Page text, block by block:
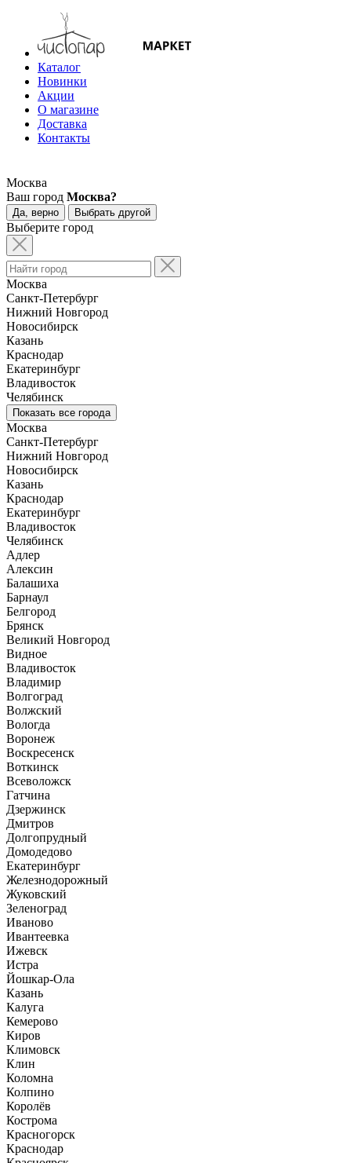
Каталог
Новинки
Акции
О магазине
Доставка
Контакты
Москва
Ваш город Москва?
Да, верно Выбрать другой
Выберите город
Москва
Санкт-Петербург
Нижний Новгород
Новосибирск
Казань
Краснодар
Екатеринбург
Владивосток
Челябинск
Показать все города
Москва
Санкт-Петербург
Нижний Новгород
Новосибирск
Казань
Краснодар
Екатеринбург
Владивосток
Челябинск
Адлер
Алексин
Балашиха
Барнаул
Белгород
Брянск
Великий Новгород
Видное
Владивосток
Владимир
Волгоград
Волжский
Вологда
Воронеж
Воскресенск
Воткинск
Всеволожск
Гатчина
Дзержинск
Дмитров
Долгопрудный
Домодедово
Екатеринбург
Железнодорожный
Жуковский
Зеленоград
Иваново
Ивантеевка
Ижевск
Истра
Йошкар-Ола
Казань
Калуга
Кемерово
Киров
Климовск
Клин
Коломна
Колпино
Королёв
Кострома
Красногорск
Краснодар